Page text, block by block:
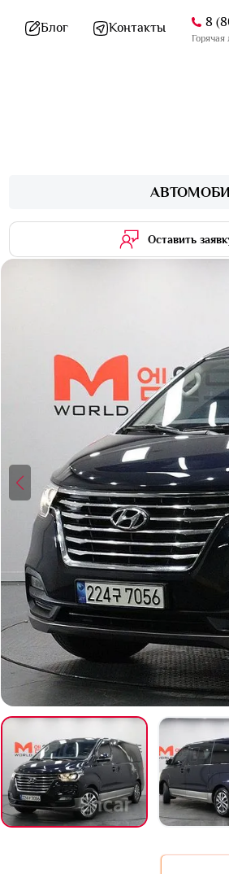
Блог Контакты 8
Оставить